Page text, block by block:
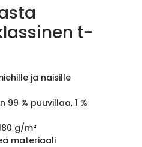
t-
ja naisille
% puuvillaa, 1 %
g/m²
materiaali